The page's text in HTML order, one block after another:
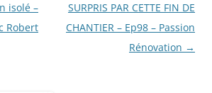
isolé –
Robert
SURPRIS PAR CETTE FIN DE
CHANTIER – Ep98 – Passion
Rénovation →